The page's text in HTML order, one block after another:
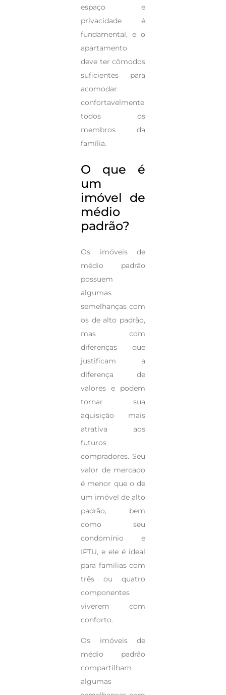
espaço e
privacidade é
fundamental, e o
apartamento
deve ter cômodos
suficientes para
acomodar
confortavelmente
todos os
membros da
família.
O que é
um
imóvel de
médio
padrão?
Os imóveis de
médio padrão
possuem
algumas
semelhanças com
os de alto padrão,
mas com
diferenças que
justificam a
diferença de
valores e podem
tornar sua
aquisição mais
atrativa aos
futuros
compradores. Seu
valor de mercado
é menor que o de
um imóvel de alto
padrão, bem
como seu
condomínio e
IPTU, e ele é ideal
para famílias com
três ou quatro
componentes
viverem com
conforto.
Os imóveis de
médio padrão
compartilham
algumas